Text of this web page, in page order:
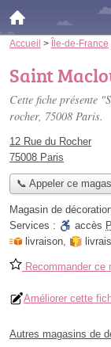
Accueil > Île-de-France
Saint
Cette fiche présente
rocher, 75008 Paris.
12 Rue du Rocher
75008 Paris
📞 Appeler ce
Magasin de
Services :
accès
livraison,
Recommander ce
Améliorer cette
Autres magasins de